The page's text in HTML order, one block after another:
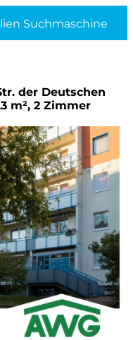
Suchmaschine
der Deutschen
m², 2 Zimmer